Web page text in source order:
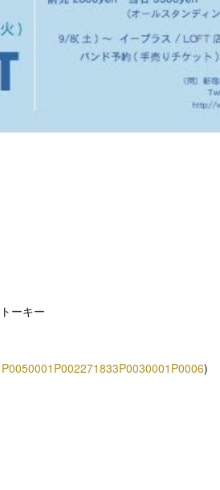
ーキー
)